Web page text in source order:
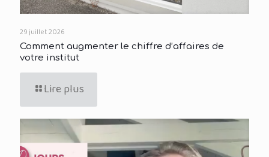
29 juillet 2026
Comment augmenter le chiffre d’affaires de
votre institut
Lire plus